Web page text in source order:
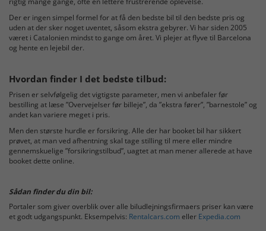
Der er ingen simpel formel for at få den bedste bil til den bedste pris og
uden at der sker noget uventet, såsom ekstra gebyrer. Vi har siden 2005
været i Catalonien mindst to gange om året. Vi plejer at flyve til Barcelona
og hente en lejebil der.
Hvordan finder I det bedste tilbud:
Prisen er selvfølgelig det vigtigste parameter, men vi anbefaler før
bestilling at læse ”Overvejelser før billeje”, da ”ekstra fører”, ”barnestole” og
andet kan variere meget i pris.
Men den største hurdle er forsikring. Alle der har booket bil har sikkert
prøvet, at man ved afhentning skal tage stilling til mere eller mindre
gennemskuelige ”forsikringstilbud”, uagtet at man mener allerede at have
booket dette online.
Sådan finder du din bil:
Portaler som giver overblik over alle biludlejningsfirmaers priser kan være
et godt udgangspunkt. Eksempelvis: Rentalcars.com eller Expedia.com